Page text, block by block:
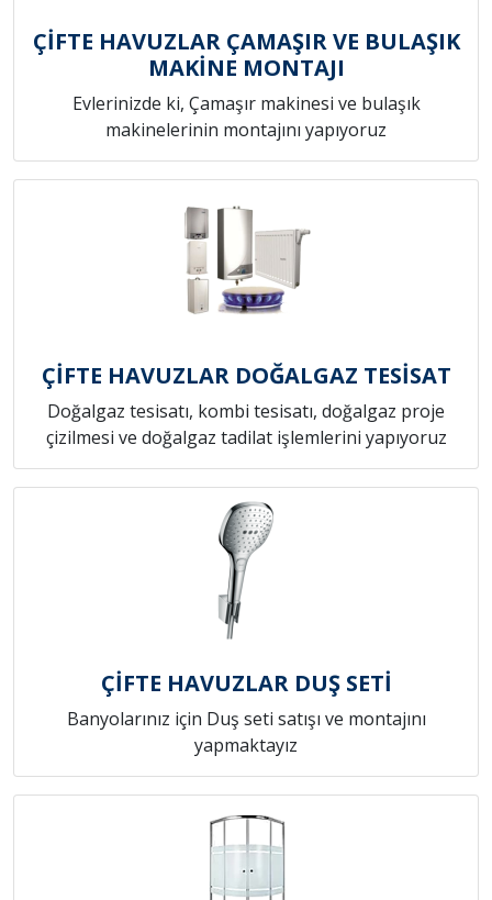
ÇİFTE HAVUZLAR ÇAMAŞIR VE BULAŞIK
MAKİNE MONTAJI
Evlerinizde ki, Çamaşır makinesi ve bulaşık
makinelerinin montajını yapıyoruz
ÇİFTE HAVUZLAR DOĞALGAZ TESİSAT
Doğalgaz tesisatı, kombi tesisatı, doğalgaz proje
çizilmesi ve doğalgaz tadilat işlemlerini yapıyoruz
ÇİFTE HAVUZLAR DUŞ SETİ
Banyolarınız için Duş seti satışı ve montajını
yapmaktayız